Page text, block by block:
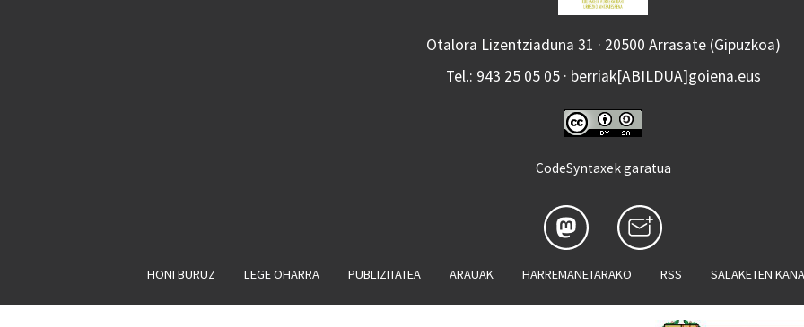
Otalora Lizentziaduna 31 · 20500 Arrasate (Gipuzkoa)
Tel.: 943 25 05 05 · berriak[ABILDUA]goiena.eus
CodeSyntaxek garatua
HONI BURUZ LEGE OHARRA PUBLIZITATEA ARAUAK HARREMANETARAKO RSS SALAKETEN